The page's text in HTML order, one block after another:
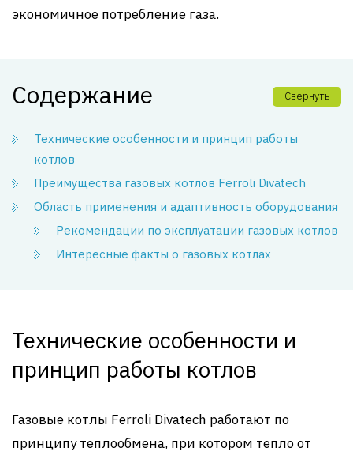
экономичное потребление газа.
Содержание Свернуть
Технические особенности и принцип работы
котлов
Преимущества газовых котлов Ferroli Divatech
Область применения и адаптивность оборудования
Рекомендации по эксплуатации газовых котлов
Интересные факты о газовых котлах
Технические особенности и
принцип работы котлов
Газовые котлы Ferroli Divatech работают по
принципу теплообмена, при котором тепло от